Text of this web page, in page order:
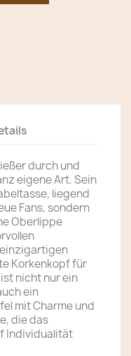
durch und
eigene Art. Sein
liegend
Fans, sondern
Oberlippe
Korkenkopf für
nicht nur ein
ein
mit Charme und
die das
Individualität